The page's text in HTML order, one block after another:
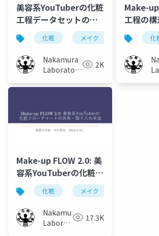
美容系YouTuberの化粧
工程データセットの構
築とその特徴分析
化粧 メイク 美容系
Nakamura
Laboratory
University)
2K
Make-
工程の
案と工
化粧支
研究
化
Make-up FLOW 2.0: 美
容系YouTuberの化粧フ
ローチャートの共有・
取り入れ手法
化粧 メイク
Nakamura
Laboratory 17.3K